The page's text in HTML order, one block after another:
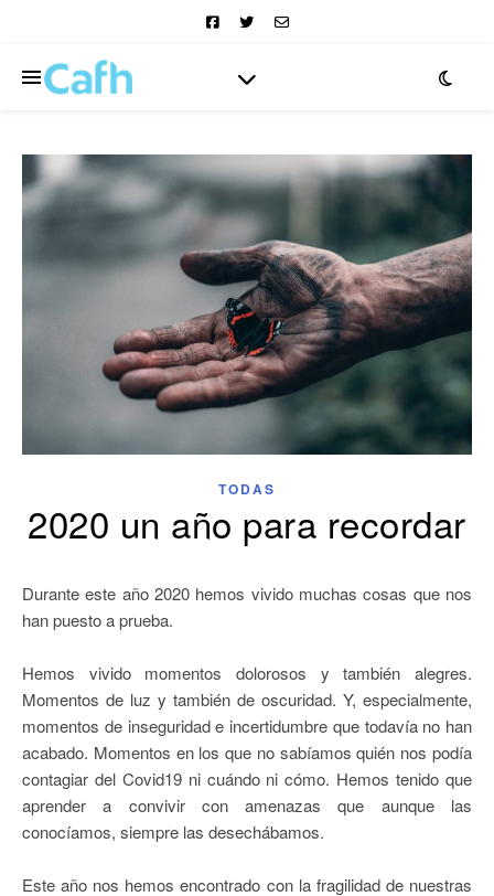
TODAS
2020 un año para recordar
Durante este año 2020 hemos vivido muchas cosas que nos
han puesto a prueba.
Hemos vivido momentos dolorosos y también alegres.
Momentos de luz y también de oscuridad. Y, especialmente,
momentos de inseguridad e incertidumbre que todavía no han
acabado. Momentos en los que no sabíamos quién nos podía
contagiar del Covid19 ni cuándo ni cómo. Hemos tenido que
aprender a convivir con amenazas que aunque las
conocíamos, siempre las desechábamos.
Este año nos hemos encontrado con la fragilidad de nuestras